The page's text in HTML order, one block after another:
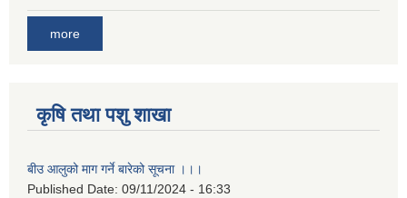
more
कृषि तथा पशु शाखा
बीउ आलुको माग गर्ने बारेको सूचना ।।।
Published Date: 09/11/2024 - 16:33